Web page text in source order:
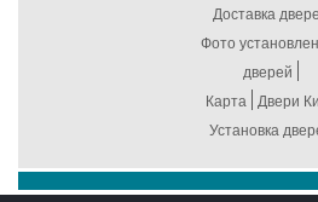
Доставка
Фото
дверей
Карта
Двери
Установка